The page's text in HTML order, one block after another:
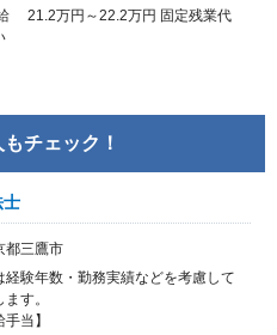
21.2万円～22.2万円 固定残業代
チェック！
士
都三鷹市
験年数・勤務実績などを考慮して
す。
手当】